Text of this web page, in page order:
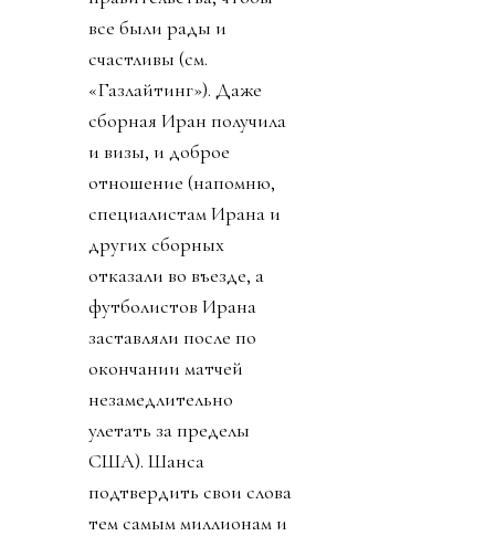
все были рады и
счастливы (см.
«Газлайтинг»). Даже
сборная Иран получила
и визы, и доброе
отношение (напомню,
специалистам Ирана и
других сборных
отказали во въезде, а
футболистов Ирана
заставляли после по
окончании матчей
незамедлительно
улетать за пределы
США). Шанса
подтвердить свои слова
тем самым миллионам и